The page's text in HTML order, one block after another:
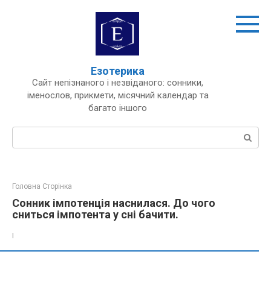
Езотерика
Сайт непізнаного і незвіданого: сонники,
іменослов, прикмети, місячний календар та
багато іншого
Пошук:
Головна Сторінка
Сонник імпотенція наснилася. До чого
сниться імпотента у сні бачити.
І